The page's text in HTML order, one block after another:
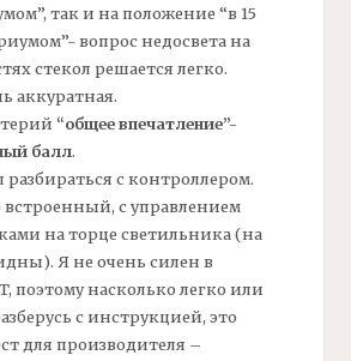
так и на положение “в 15
вопрос недосвета на
стекол решается легко.
аккуратная.
“общее впечатление”-
балл.
разбираться с контроллером.
встроенный, с управлением
на торце светильника (на
Я не очень силен в
поэтому насколько легко или
с инструкцией, это
для производителя –